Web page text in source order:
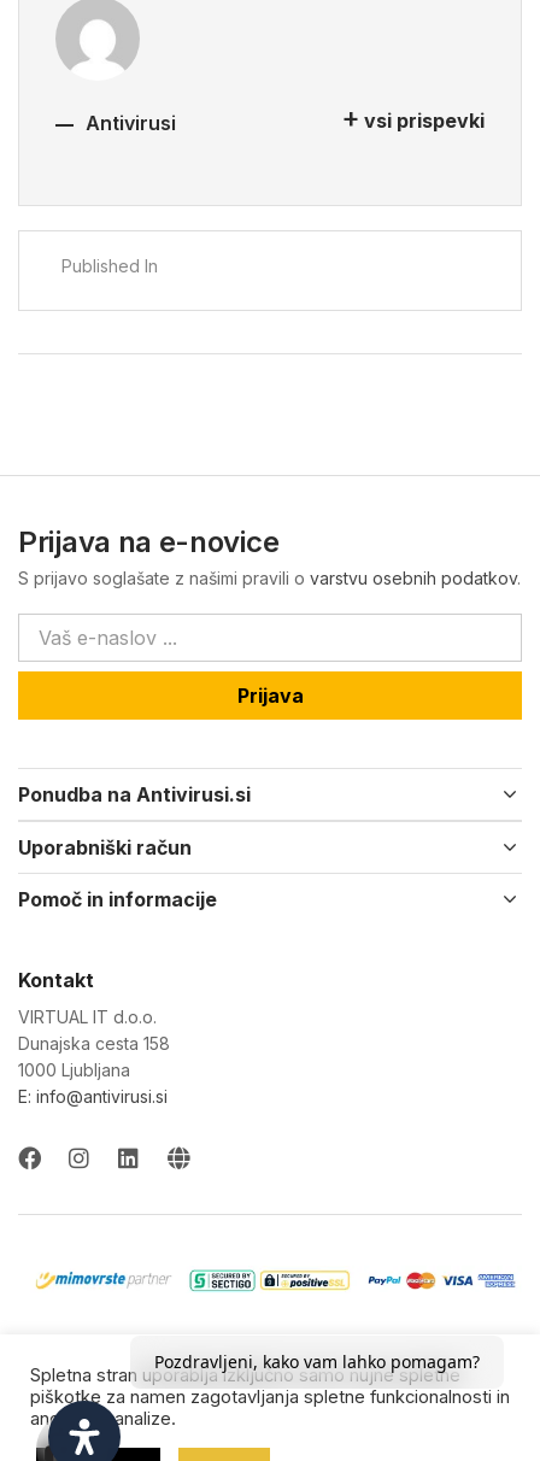
Antivirusi vsi prispevki
Published In
Prijava na e-novice
S prijavo soglašate z našimi pravili o varstvu osebnih podatkov.
Prijava
Ponudba na Antivirusi.si
Uporabniški račun
Pomoč in informacije
Kontakt
VIRTUAL IT d.o.o.
Dunajska cesta 158
1000 Ljubljana
E: info@antivirusi.si
Blagovne znamke so last njihovih lastnikov.
Spletna stran uporablja izključno samo nujne spletne
piškotke za namen zagotavljanja spletne funkcionalnosti in
anonimne analize.
Pozdravljeni, kako vam lahko pomagam?